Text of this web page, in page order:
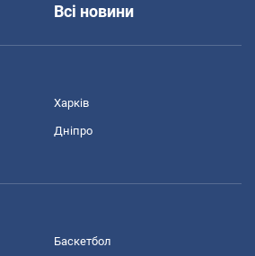
Всі новини
Харків
Дніпро
Баскетбол